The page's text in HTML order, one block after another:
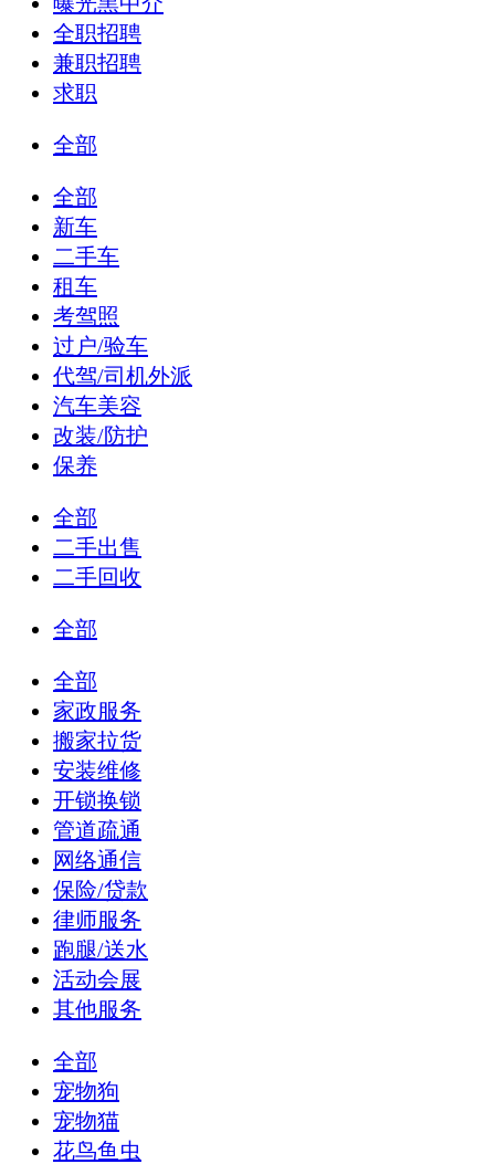
全职招聘
兼职招聘
求职
全部
全部
新车
二手车
租车
考驾照
过户/验车
代驾/司机外派
汽车美容
改装/防护
保养
全部
二手出售
二手回收
全部
全部
家政服务
搬家拉货
安装维修
开锁换锁
管道疏通
网络通信
保险/贷款
律师服务
跑腿/送水
活动会展
其他服务
全部
宠物狗
宠物猫
花鸟鱼虫